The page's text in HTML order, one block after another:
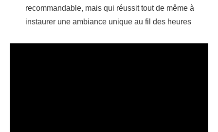
recommandable, mais qui réussit tout de même à
instaurer une ambiance unique au fil des heures